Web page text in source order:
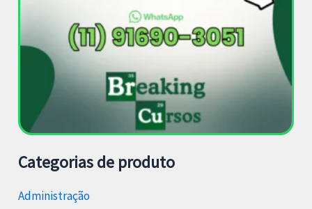
Categorias de produto
Administração